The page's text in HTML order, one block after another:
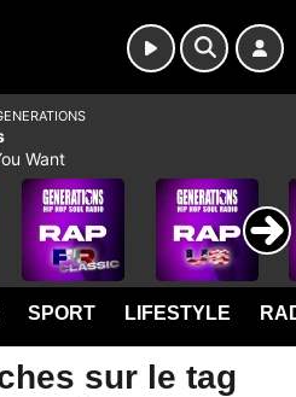
SPORT LIFESTYLE
sur le tag
Want